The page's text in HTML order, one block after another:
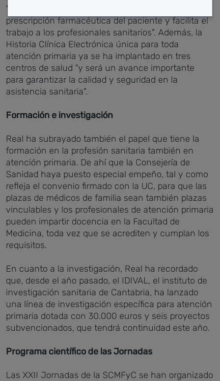
"con lo que supone de mejora en la seguridad de la
prescripción farmacéutica del paciente y facilita el
trabajo a los profesionales sanitarios". Además, la
Historia Clínica Electrónica única para toda
atención primaria ya se ha implantado en tres
centros de salud "y será un avance importante
para garantizar la calidad y seguridad en la
asistencia sanitaria".
Formación e investigación
Real ha subrayado también el papel que tiene la
formación en la profesión sanitaria también en
atención primaria. De ahí que la Consejería de
Sanidad haya puesto especial empeño, tal y como
refleja el convenio firmado con la UC, para que las
plazas de médicos de familia sean también plazas
vinculables y los profesionales de atención primaria
pueden impartir docencia en la Facultad de
Medicina, toda vez que se acrediten y cumplan los
requisitos.
En cuanto a la investigación, Real ha recordado
que, desde el año pasado, el IDIVAL, el instituto de
investigación sanitaria de Cantabria, ha lanzado
una línea de investigación específica para atención
primaria dotada con 30.000 euros y seis proyectos
subvencionados, que tendrá continuidad este año.
Programa científico de las Jornadas
Las XXII Jornadas de la SCMFyC se han organizado